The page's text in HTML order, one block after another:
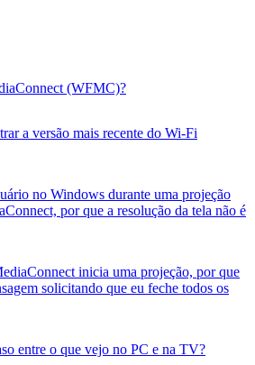
(WFMC)?
a versão mais recente do Wi-Fi
no Windows durante uma projeção
por que a resolução da tela não é
inicia uma projeção, por que
solicitando que eu feche todos os
entre o que vejo no PC e na TV?